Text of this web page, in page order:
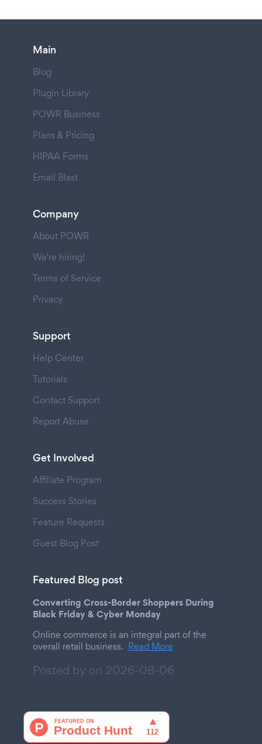
Main
Blog
Plugin Library
POWR Business
Plans & Pricing
HIPAA Forms
Email Blast
Company
About POWR
We're hiring!
Terms of Service
Privacy
Support
Help Center
Tutorials
Contact Support
Report Abuse
Get Involved
Affiliate Program
Success Stories
Feature Requests
Guest Blog Post
Featured Blog post
Converting Cross-Border Shoppers During
Black Friday & Cyber Monday
Online commerce is an integral part of the
overall retail business. Read More
Posted by on 2026-08-06